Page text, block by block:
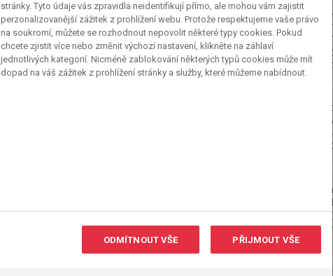
Za
17.
Na
v
16.
1.3.
stránky. Tyto údaje vás zpravidla neidentifikují přímo, ale mohou vám zajistit
perzonalizovanější zážitek z prohlížení webu. Protože respektujeme vaše právo
na soukromí, můžete se rozhodnout nepovolit některé typy cookies. Pokud
chcete zjistit více nebo změnit výchozí nastavení, klikněte na záhlaví
jednotlivých kategorií. Nicméně zablokování některých typů cookies může mít
dopad na váš zážitek z prohlížení stránky a služby, které můžeme nabídnout.
ODMÍTNOUT VŠE PŘIJMOUT VŠE